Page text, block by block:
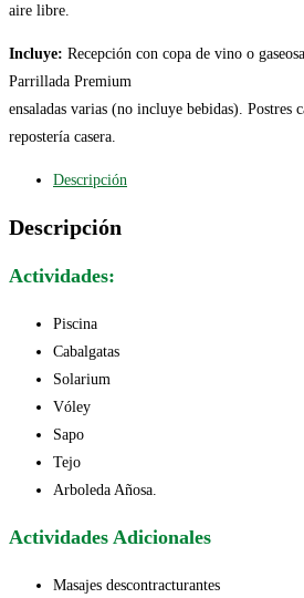
aire libre.
Incluye: Recepción con copa de vino o
Parrillada Premium
ensaladas varias (no incluye bebidas). Postres
repostería casera.
Descripción
Descripción
Actividades:
Piscina
Cabalgatas
Solarium
Vóley
Sapo
Tejo
Arboleda Añosa.
Actividades Adicionales
Masajes descontracturantes